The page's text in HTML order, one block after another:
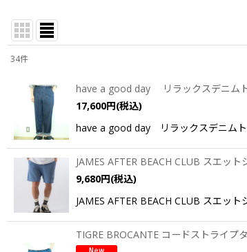
並び順
34件
have a good day リラックスデニム
17,600円(税込)
have a good day リラックスデニムト
JAMES AFTER BEACH CLUB スエット
9,680円(税込)
JAMES AFTER BEACH CLUB スエッ
TIGRE BROCANTE コードストライ